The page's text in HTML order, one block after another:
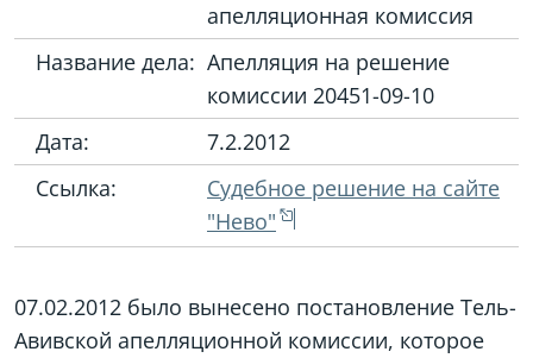
апелляционная комиссия
Название дела: Апелляция на решение
комиссии 20451-09-10
Дата:
7.2.2012
Ссылка:
Судебное решение на сайте
"Нево"
07.02.2012 было вынесено постановление Тель-
Авивской апелляционной комиссии, которое